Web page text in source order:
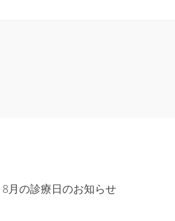
8月の診療日のお知らせ